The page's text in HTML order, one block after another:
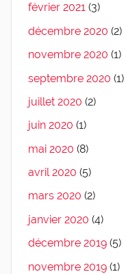
février 2021 (3)
décembre 2020 (2)
novembre 2020 (1)
septembre 2020 (1)
juillet 2020 (2)
juin 2020 (1)
mai 2020 (8)
avril 2020 (5)
mars 2020 (2)
janvier 2020 (4)
décembre 2019 (5)
novembre 2019 (1)